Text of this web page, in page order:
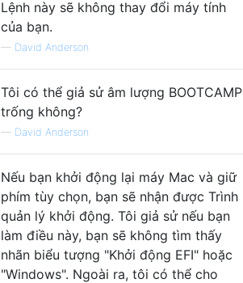
Lệnh này sẽ không thay đổi máy tính
của bạn.
— David Anderson
Tôi có thể giả sử âm lượng BOOTCAMP
trống không?
— David Anderson
Nếu bạn khởi động lại máy Mac và giữ
phím tùy chọn, bạn sẽ nhận được Trình
quản lý khởi động. Tôi giả sử nếu bạn
làm điều này, bạn sẽ không tìm thấy
nhãn biểu tượng "Khởi động EFI" hoặc
"Windows". Ngoài ra, tôi có thể cho